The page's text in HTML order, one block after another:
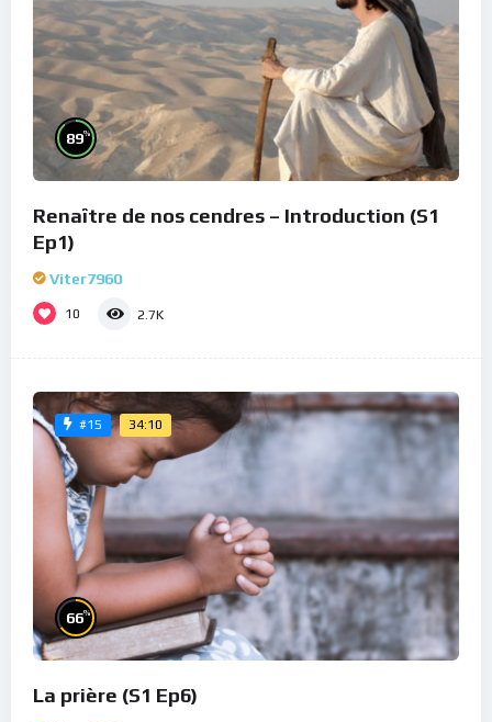
89%
Renaître de nos cendres – Introduction (S1
Ep1)
Viter7960
10 2.7K
#15 34:10
66%
La prière (S1 Ep6)